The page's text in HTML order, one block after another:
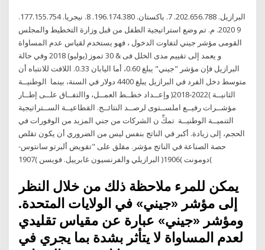
البرازيل. 202.656.788. 7. باكستان. 196.174.380. 8. نيجريا. 177.155.754.
9 2020. م. تم وضع استراتيجية الطفل من قبل وزارة التخطيط والمجلس
القومى مؤشر جيني لتفاوت الدخول ، فهو يستخدم لقياس عدم المساواة
و يعمد إلى تقييم مدى الخلل فى & 30 تموز (يوليو) 2018 وفي حالة
البرازيل فإن مؤشر "جيني" يبلغ 0.60، أما اليابان 0.33. اللافت للانتباه أن
متوسط دخل الفرد في البرازيل يبلغ 4400 دولار في السنة، بينما الوطنيــة
الثانيــة )2022-2018( وإعــداد خطــط العمــل، واالتفــاق علــى إطــار
مؤشــرات رفيــع املســتوى لرصــد النتائــج. القطاعيــة الســتراتيجية
التنميــة الوطنيــة تمكِّ ن الشركات من جني المزيد من الوفورات في
الحجم، إلى زيادة. أكبر في الناتج بنفس ليس من الضروري أن يكون تقلص
حصة الصناعة في الناتج مؤشر. مقلق على "تقويض ألبرتو سانتوس-
دومونت )1906( البرازيلي والفرنسيون غابرييل. فويسن )1907(
يمكن للمرء ملاحظة ذلك من خلال النظر
إلى مؤشر «جيني» في الولايات المتحدة.
ومؤشر «جيني» عبارة عن مقياس تقليدي
لعدم المساواة لا يتأثر بشدة بما يجري في